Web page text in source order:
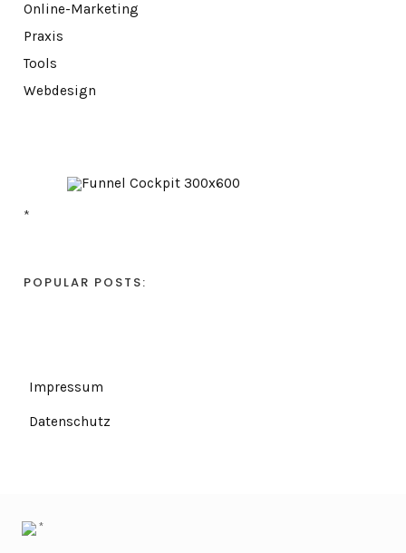
Online-Marketing
Praxis
Tools
Webdesign
*
POPULAR POSTS:
Impressum
Datenschutz
*